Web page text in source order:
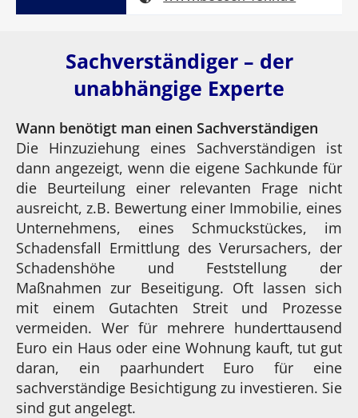
Sachverständiger – der
unabhängige Experte
Wann benötigt man einen Sachverständigen
Die Hinzuziehung eines Sachverständigen ist
dann angezeigt, wenn die eigene Sachkunde für
die Beurteilung einer relevanten Frage nicht
ausreicht, z.B. Bewertung einer Immobilie, eines
Unternehmens, eines Schmuckstückes, im
Schadensfall Ermittlung des Verursachers, der
Schadenshöhe und Feststellung der
Maßnahmen zur Beseitigung. Oft lassen sich
mit einem Gutachten Streit und Prozesse
vermeiden. Wer für mehrere hunderttausend
Euro ein Haus oder eine Wohnung kauft, tut gut
daran, ein paarhundert Euro für eine
sachverständige Besichtigung zu investieren. Sie
sind gut angelegt.